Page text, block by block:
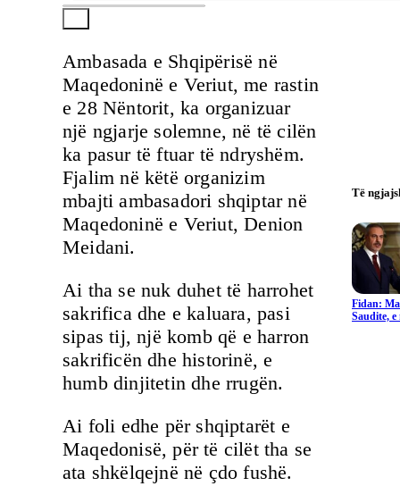
Ambasada e Shqipërisë në
Maqedoninë e Veriut, me rastin
e 28 Nëntorit, ka organizuar
një ngjarje solemne, në të cilën
ka pasur të ftuar të ndryshëm.
Fjalim në këtë organizim
mbajti ambasadori shqiptar në
Maqedoninë e Veriut, Denion
Meidani.
Ai tha se nuk duhet të harrohet
sakrifica dhe e kaluara, pasi
sipas tij, një komb që e harron
sakrificën dhe historinë, e
humb dinjitetin dhe rrugën.
Ai foli edhe për shqiptarët e
Maqedonisë, për të cilët tha se
ata shkëlqejnë në çdo fushë.
Të
Fidan:
Saudite,